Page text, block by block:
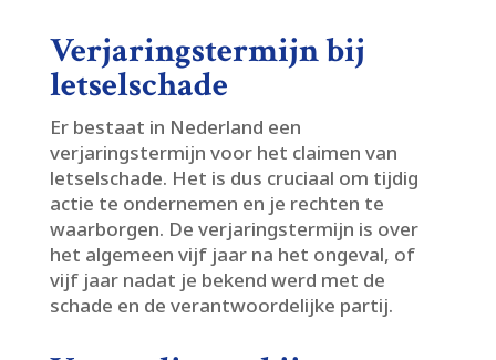
Verjaringstermijn bij
letselschade
Er bestaat in Nederland een
verjaringstermijn voor het claimen van
letselschade.​ Het is dus cruciaal om tijdig
actie te ondernemen en je rechten te
waarborgen.​ De verjaringstermijn is over
het algemeen vijf jaar na het ongeval, of
vijf jaar nadat je bekend werd met de
schade en de verantwoordelijke partij.​